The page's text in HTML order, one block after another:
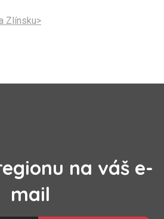
Zlínsku>
na váš e-
mail